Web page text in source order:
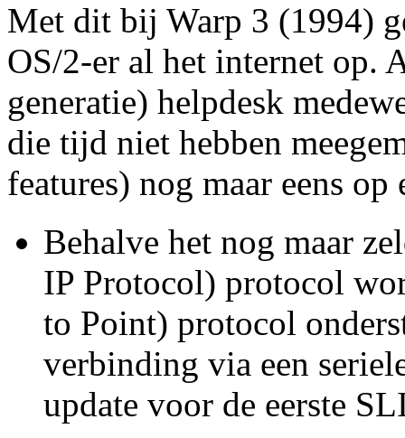
Met dit bij Warp 3 (1994)
OS/2-er al het internet op.
generatie) helpdesk
die tijd niet hebben
features) nog maar eens
Behalve het nog maar
IP Protocol) protocol
to Point) protocol
verbinding via een
update voor de eerste